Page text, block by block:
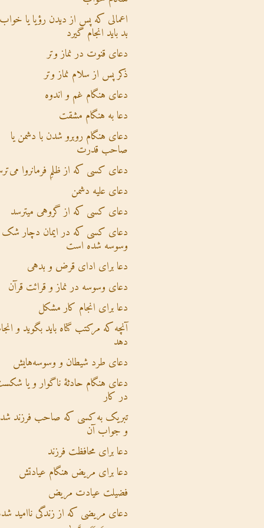
اعمالی که پس از دیدن رؤیا یا خواب
بد باید انجام گیرد
دعای قنوت در نماز وتر
ذکر پس از سلام نماز وتر
دعای هنگام غم و اندوه
دعا به هنگام مشقت
دعای هنگام روبرو شدن با دشمن یا
صاحب قدرت
دعای کسی که از ظلمِ فرمانروا
دعای علیه دشمن
دعای کسی که از گروهی میترسد
دعای کسی که در ایمان دچار
وسوسه شده است
دعا برای ادای قرض و بدهی
دعای وسوسه در نماز و قرائت قرآن
دعا برای انجام کار مشکل
آنچه که مرکتب گناه باید بگوید و
دهد
دعای طرد شیطان و وسوسه‌هایش
دعای هنگام حادثۀ ناگوار و یا
در کار
تبریک به کسی که صاحب فرزند
و جواب آن
دعا برای محافظت فرزند
دعا برای مریض هنگام عیادتش
فضیلت عیادت مریض
دعای مریضی که از زندگی ناامید